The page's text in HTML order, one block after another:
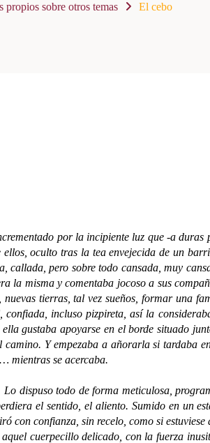
propios sobre otros temas El cebo
por la incipiente luz que -a duras
oculto tras la tea envejecida de un
pero sobre todo cansada, muy
misma y comentaba jocoso a sus
nuevas tierras, tal vez sueños, formar una
incluso pizpireta, así la
gustaba apoyarse en el borde situado
Y empezaba a añorarla si tardaba
mientras se acercaba.
todo de forma meticulosa,
el sentido, el aliento. Sumido en un
confianza, sin recelo, como si
cuerpecillo delicado, con la fuerza